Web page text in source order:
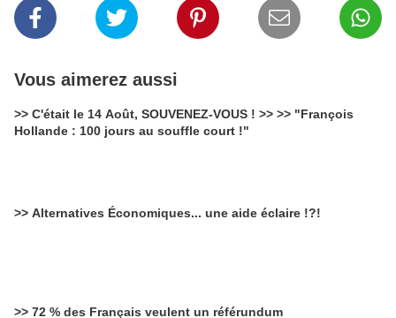
Vous aimerez aussi
>> C'était le 14 Août, SOUVENEZ-VOUS ! >> >> "François
Hollande : 100 jours au souffle court !"
>> Alternatives Économiques... une aide éclaire !?!
>> 72 % des Français veulent un référundum